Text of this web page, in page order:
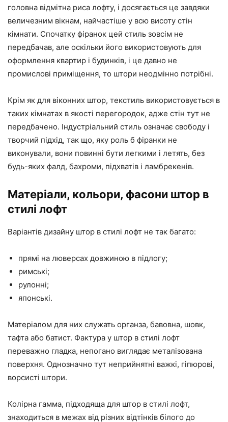
головна відмітна риса лофту, і досягається це завдяки
величезним вікнам, найчастіше у всю висоту стін
кімнати. Спочатку фіранок цей стиль зовсім не
передбачав, але оскільки його використовують для
оформлення квартир і будинків, і це давно не
промислові приміщення, то штори неодмінно потрібні.
Крім як для віконних штор, текстиль використовується в
таких кімнатах в якості перегородок, адже стін тут не
передбачено. Індустріальний стиль означає свободу і
творчий підхід, так що, яку роль б фіранки не
виконували, вони повинні бути легкими і летять, без
будь-яких фалд, бахроми, підхватів і ламбрекенів.
Матеріали, кольори, фасони штор в
стилі лофт
Варіантів дизайну штор в стилі лофт не так багато:
прямі на люверсах довжиною в підлогу;
римські;
рулонні;
японські.
Матеріалом для них служать органза, бавовна, шовк,
тафта або батист. Фактура у штор в стилі лофт
переважно гладка, непогано виглядає металізована
поверхня. Однозначно тут неприйнятні важкі, гіпюрові,
ворсисті штори.
Колірна гамма, підходяща для штор в стилі лофт,
знаходиться в межах від різних відтінків білого до